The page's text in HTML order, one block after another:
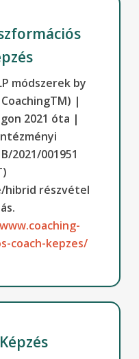
módszerek by
|
2021 óta |
2021/001951
hibrid részvétel
www.coaching-
coach-kepzes/